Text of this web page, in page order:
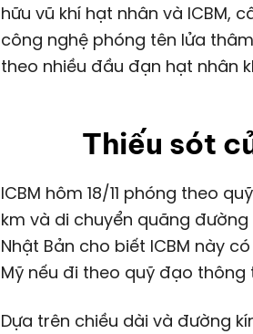
hữu vũ khí hạt nhân và ICBM,
công nghệ phóng tên lửa
theo nhiều đầu đạn hạt nhân
Thiếu sót
ICBM hôm 18/11 phóng theo quỹ đạo nghiêng, đạt độ cao gần 6.000
km và di chuyển quãng đường
Nhật Bản cho biết ICBM này
Mỹ nếu đi theo quỹ đạo thông
Dựa trên chiều dài và đường